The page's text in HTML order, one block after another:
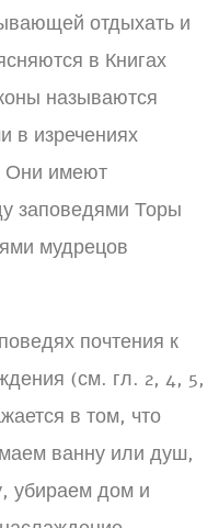
отдыхать и
в Книгах
называются
в изречениях
Они имеют
заповедями Торы
мудрецов
почтения к
(см. гл. 2, 4, 5,
в том, что
ванну или душ,
убираем дом и